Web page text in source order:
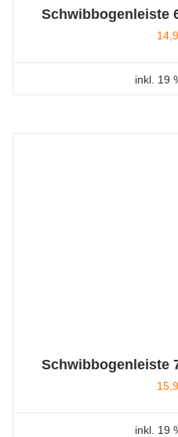
Schwibbogenleiste
inkl. 19
Schwibbogenleiste
inkl. 19